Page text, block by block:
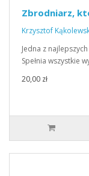
Zbrodniarz,
Krzysztof
Jedna z
Spełnia wszystkie
20,00 zł